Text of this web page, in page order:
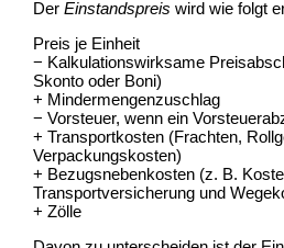
Der Einstandspreis wird wie folgt
Preis je Einheit
− Kalkulationswirksame
Skonto oder Boni)
+ Mindermengenzuschlag
− Vorsteuer, wenn ein
+ Transportkosten (Frachten,
Verpackungskosten)
+ Bezugsnebenkosten (z. B.
Transportversicherung und
+ Zölle